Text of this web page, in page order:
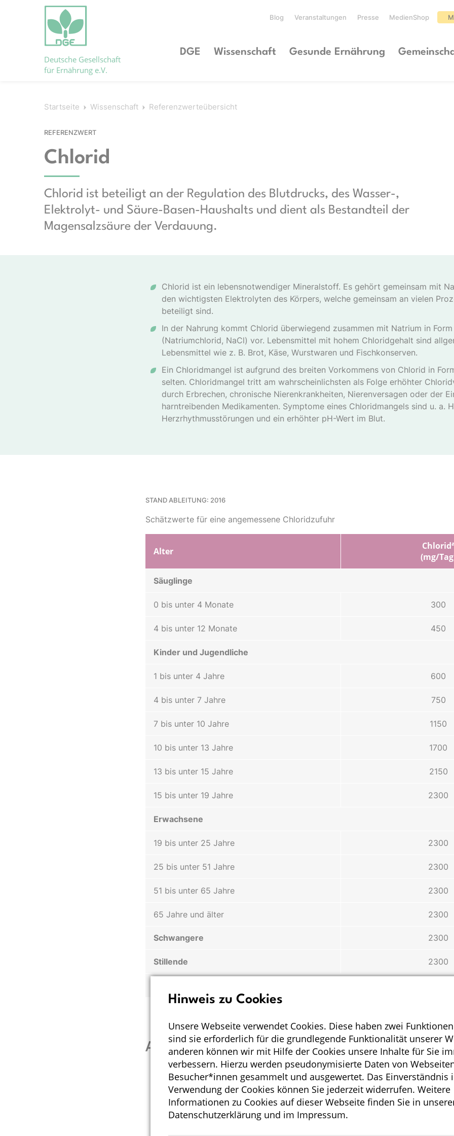
Deutsche Gesellschaft
für Ernährung e.V.
Blog Veranstaltungen Presse MedienShop
DGE Wissenschaft Gesunde Ernährung
Startseite Wissenschaft Referenzwerteübersicht
REFERENZWERT
Chlorid
Chlorid ist beteiligt an der Regulation des Blutdrucks, des Wasser-,
Elektrolyt- und Säure-Basen-Haushalts und dient als Bestandteil der
Magensalzsäure der Verdauung.
Chlorid ist ein lebensnotwendiger Mineralstoff. Es gehört gemeinsam mit
den wichtigsten Elektrolyten des Körpers, welche gemeinsam an vielen
beteiligt sind.
In der Nahrung kommt Chlorid überwiegend zusammen mit Natrium in
(Natriumchlorid, NaCl) vor. Lebensmittel mit hohem Chloridgehalt sind
Lebensmittel wie z. B. Brot, Käse, Wurstwaren und Fischkonserven.
Ein Chloridmangel ist aufgrund des breiten Vorkommens von Chlorid in
selten. Chloridmangel tritt am wahrscheinlichsten als Folge erhöhter
durch Erbrechen, chronische Nierenkrankheiten, Nierenversagen oder der
harntreibenden Medikamenten. Symptome eines Chloridmangels sind u. a.
Herzrhythmusstörungen und ein erhöhter pH-Wert im Blut.
STAND ABLEITUNG: 2016
Schätzwerte für eine angemessene Chloridzufuhr
Alter Chlorid
(mg/
Säuglinge
0 bis unter 4 Monate 300
4 bis unter 12 Monate 450
Kinder und Jugendliche
1 bis unter 4 Jahre 600
4 bis unter 7 Jahre 750
7 bis unter 10 Jahre 1150
10 bis unter 13 Jahre 1700
13 bis unter 15 Jahre 2150
15 bis unter 19 Jahre 2300
Erwachsene
19 bis unter 25 Jahre 2300
25 bis unter 51 Jahre 2300
51 bis unter 65 Jahre 2300
65 Jahre und älter 2300
Schwangere 2300
Stillende 2300
Ausgewählte Fragen und Antworten zu
HÄUFIG GESTELLTE FRAGEN UND ANTWORTEN
Hinweis zu Cookies
Unsere Webseite verwendet Cookies. Diese haben zwei
sind sie erforderlich für die grundlegende Funktionalität unserer
anderen können wir mit Hilfe der Cookies unsere Inhalte für Sie
verbessern. Hierzu werden pseudonymisierte Daten von
Besucher*innen gesammelt und ausgewertet. Das Einverständnis
Verwendung der Cookies können Sie jederzeit widerrufen. Weitere
Informationen zu Cookies auf dieser Webseite finden Sie in
Datenschutzerklärung und im Impressum.